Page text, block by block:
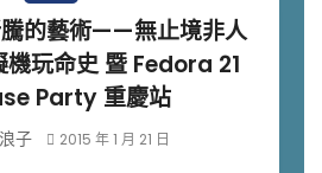
的藝術——無止境非人
暨 Fedora 21
Party 重慶站
子 2015 年 1 月 21 日